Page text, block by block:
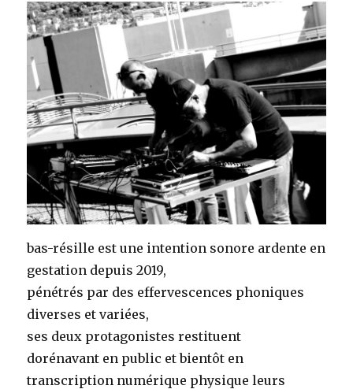
bas-résille est une intention sonore ardente en
gestation depuis 2019,
pénétrés par des effervescences phoniques
diverses et variées,
ses deux protagonistes restituent
dorénavant en public et bientôt en
transcription numérique physique leurs